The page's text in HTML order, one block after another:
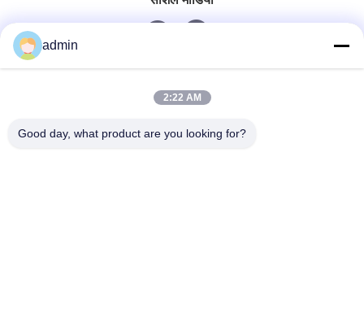
त्वरित संपर्क
admin
2:22 AM
Good day, what product are you looking for?